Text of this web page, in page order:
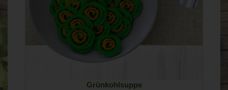
Grünkohlsuppe